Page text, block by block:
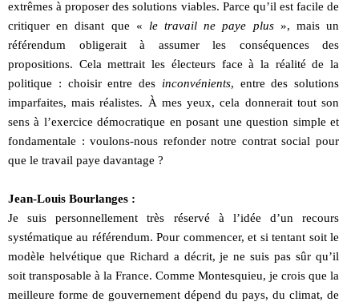
extrêmes à proposer des solutions viables. Parce qu’il est facile de
critiquer en disant que « le travail ne paye plus», mais un
référendum obligerait à assumer les conséquences des
propositions. Cela mettrait les électeurs face à la réalité de la
politique : choisir entre des inconvénients, entre des solutions
imparfaites, mais réalistes. À mes yeux, cela donnerait tout son
sens à l’exercice démocratique en posant une question simple et
fondamentale : voulons-nous refonder notre contrat social pour
que le travail paye davantage ?
Jean-Louis Bourlanges :
Je suis personnellement très réservé à l’idée d’un recours
systématique au référendum. Pour commencer, et si tentant soit le
modèle helvétique que Richard a décrit, je ne suis pas sûr qu’il
soit transposable à la France. Comme Montesquieu, je crois que la
meilleure forme de gouvernement dépend du pays, du climat, de